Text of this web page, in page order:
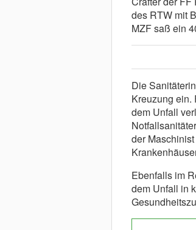
des RTW mit
MZF saß ein
Die
Kreuzung ein.
dem Unfall
der
Ebenfalls im
dem Unfall in